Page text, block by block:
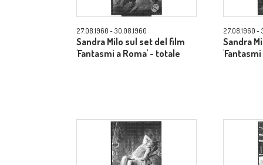
27.08.1960 - 30.08.1960
Sandra Milo sul set del film
'Fantasmi a Roma' - totale
27.08.1960 -
Sandra